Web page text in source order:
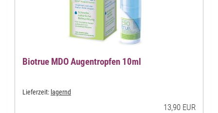
Biotrue MDO Augentropfen 10ml
Lieferzeit: lagernd
13,90 EUR